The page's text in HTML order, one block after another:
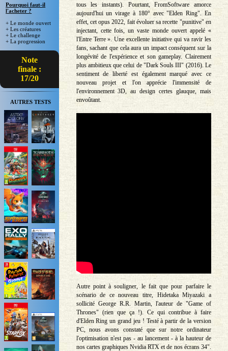
Pourquoi faut-il
l'acheter ?
+ Le monde ouvert
+ Les créatures
+ Le challenge
+ La progression
Note
finale :
17/20
AUTRES TESTS
tous les instants). Pourtant, FromSoftware amorce
aujourd'hui un virage à 180° avec "Elden Ring". En
effet, cet opus 2022, fait évoluer sa recette "punitive" en
injectant, cette fois, un vaste monde ouvert appelé «
l'Entre Terre ». Une excellente initiative qui va ravir les
fans, sachant que cela aura un impact conséquent sur la
longévité de l'expérience et son gameplay. Clairement
plus ambitieux que celui de "Dark Souls III" (2016). Le
sentiment de liberté est également marqué avec ce
nouveau projet et l'on apprécie l'immensité de
l'environnement 3D, au design certes glauque, mais
envoûtant.
Autre point à souligner, le fait que pour parfaire le
scénario de ce nouveau titre, Hidetaka Miyazaki a
sollicité George R.R. Martin, l'auteur de "Game of
Thrones" (rien que ça !). Ce qui contribue à faire
d'Elden Ring un grand jeu ! Testé à partir de la version
PC, nous avons constaté que sur notre ordinateur
l'optimisation n'est pas - au lancement - à la hauteur de
nos cartes graphiques Nvidia RTX et de nos écrans 34".